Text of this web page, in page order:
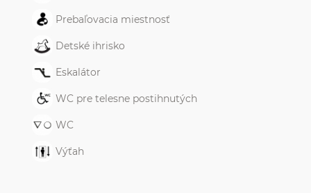
Prebaľovacia miestnosť
Detské ihrisko
Eskalátor
WC pre telesne postihnutých
WC
Výťah